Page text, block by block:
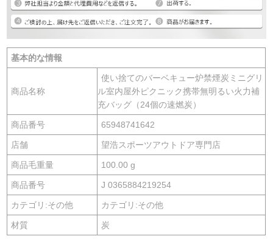
基本的な情報
商品名称
使い捨てのバーベキュー炉禁煙炭ミニグリ
ル室内屋外ピクニック携帯無明るい火力補
充バッグ（24個の速燃炭）
商品番号 65948741642
店舗 望浩スポーツアウトドア専門店
商品毛重量 100.00 g
商品番号 J 0365884219254
カテゴリ:その他 カテゴリ:その他
材質 炭